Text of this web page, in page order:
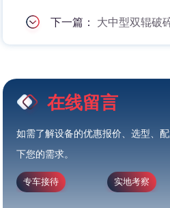
下一篇： 大中型双辊破
在线留言
如需了解设备的优惠报价、选型、
下您的需求。
专车接待 实地考察